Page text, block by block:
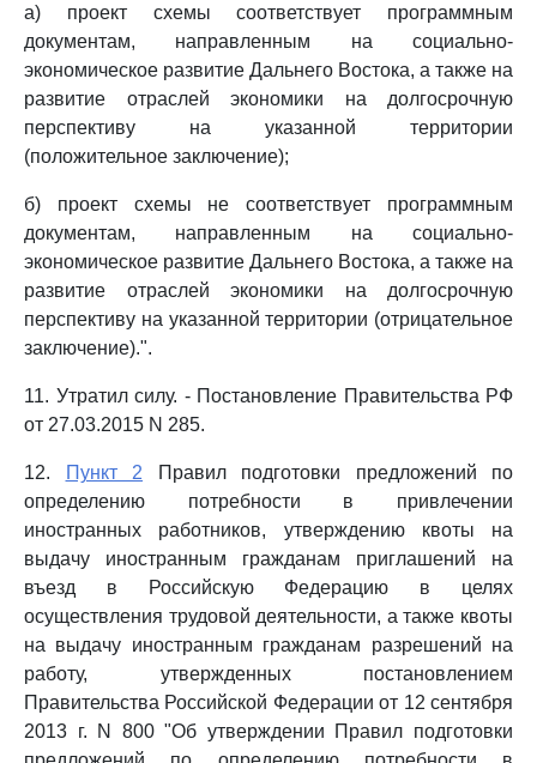
а) проект схемы соответствует программным
документам, направленным на социально-
экономическое развитие Дальнего Востока, а также на
развитие отраслей экономики на долгосрочную
перспективу на указанной территории
(положительное заключение);
б) проект схемы не соответствует программным
документам, направленным на социально-
экономическое развитие Дальнего Востока, а также на
развитие отраслей экономики на долгосрочную
перспективу на указанной территории (отрицательное
заключение).".
11. Утратил силу. - Постановление Правительства РФ
от 27.03.2015 N 285.
12. Пункт 2 Правил подготовки предложений по
определению потребности в привлечении
иностранных работников, утверждению квоты на
выдачу иностранным гражданам приглашений на
въезд в Российскую Федерацию в целях
осуществления трудовой деятельности, а также квоты
на выдачу иностранным гражданам разрешений на
работу, утвержденных постановлением
Правительства Российской Федерации от 12 сентября
2013 г. N 800 "Об утверждении Правил подготовки